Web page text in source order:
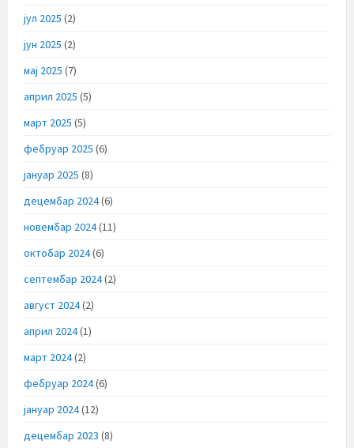
јул 2025 (2)
јун 2025 (2)
мај 2025 (7)
април 2025 (5)
март 2025 (5)
фебруар 2025 (6)
јануар 2025 (8)
децембар 2024(6)
новембар 2024(11)
октобар 2024(6)
септембар 2024(2)
август 2024(2)
април 2024(1)
март 2024(2)
фебруар 2024(6)
јануар 2024(12)
децембар 2023 (8)